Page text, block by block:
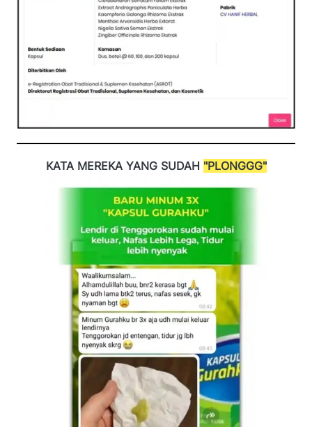
KATA MEREKA YANG SUDAH "PLONGGG"